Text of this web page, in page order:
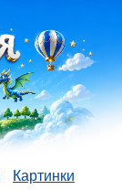
Картинки